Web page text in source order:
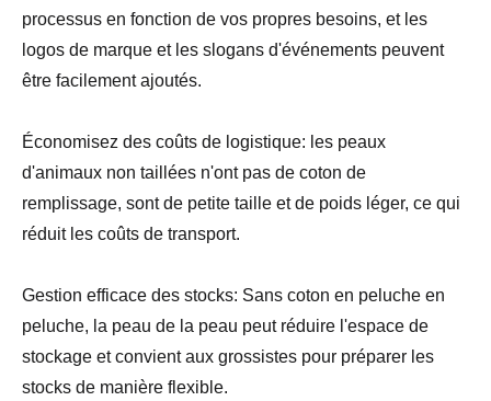
processus en fonction de vos propres besoins, et les
logos de marque et les slogans d'événements peuvent
être facilement ajoutés.
Économisez des coûts de logistique: les peaux
d'animaux non taillées n'ont pas de coton de
remplissage, sont de petite taille et de poids léger, ce qui
réduit les coûts de transport.
Gestion efficace des stocks: Sans coton en peluche en
peluche, la peau de la peau peut réduire l'espace de
stockage et convient aux grossistes pour préparer les
stocks de manière flexible.